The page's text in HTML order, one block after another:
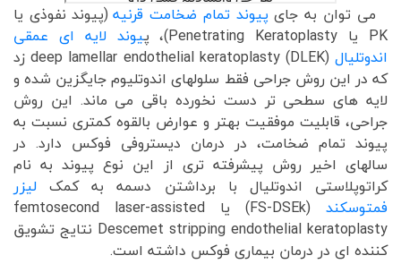
می توان به جایپیوند تمام ضخامت قرنیه(پیوند نفوذی یا
PK یا Penetrating Keratoplasty)، پ
یوند لایه ای عمقی
اندوتلیال
(deep lamellar endothelial keratoplasty (DLEK زد
که در این روش جراحی فقط سلولهای اندوتلیوم جایگزین شده و
لایه های سطحی تر دست نخورده باقی می ماند. این روش
جراحی، قابلیت موفقیت بهتر و عوارض بالقوه کمتری نسبت به
پیوند تمام ضخامت، در درمان دیستروفی فوکس دارد. در
سالهای اخیر روش پیشرفته تری از این نوع پیوند به نام
کراتوپلاستی اندوتلیال با برداشتن دسمه به کمکلیزر
فمتوسکند
(FS-DSEk) یا femtosecond laser-assisted
Descemet stripping endothelial keratoplasty نتایج تشویق
کننده ای در درمان بیماری فوکس داشته است.